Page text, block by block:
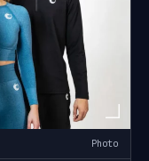
Photo